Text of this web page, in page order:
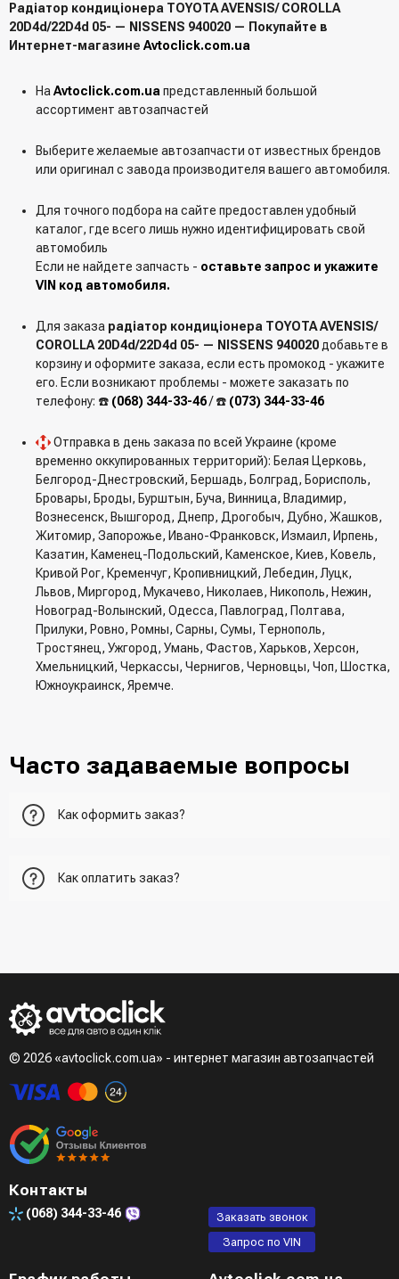
Радіатор кондиціонера TOYOTA AVENSIS/ COROLLA
20D4d/22D4d 05- — NISSENS 940020 — Покупайте в
Интернет-магазине Avtoclick.com.ua
На Avtoclick.com.ua представленный большой
ассортимент автозапчастей
Выберите желаемые автозапчасти от известных брендов
или оригинал с завода производителя вашего автомобиля.
Для точного подбора на сайте предоставлен удобный
каталог, где всего лишь нужно идентифицировать свой
автомобиль
Если не найдете запчасть - оставьте запрос и укажите
VIN код автомобиля.
Для заказа радіатор кондиціонера TOYOTA AVENSIS/
COROLLA 20D4d/22D4d 05- — NISSENS 940020 добавьте в
корзину и оформите заказа, если есть промокод - укажите
его. Если возникают проблемы - можете заказать по
телефону: ☎️ (068) 344-33-46/ ☎️ (073) 344-33-46
Отправка в день заказа по всей Украине (кроме
временно оккупированных территорий): Белая Церковь,
Белгород-Днестровский, Бершадь, Болград, Борисполь,
Бровары, Броды, Бурштын, Буча, Винница, Владимир,
Вознесенск, Вышгород, Днепр, Дрогобыч, Дубно, Жашков,
Житомир, Запорожье, Ивано-Франковск, Измаил, Ирпень,
Казатин, Каменец-Подольский, Каменское, Киев, Ковель,
Кривой Рог, Кременчуг, Кропивницкий, Лебедин, Луцк,
Львов, Миргород, Мукачево, Николаев, Никополь, Нежин,
Новоград-Волынский, Одесса, Павлоград, Полтава,
Прилуки, Ровно, Ромны, Сарны, Сумы, Тернополь,
Тростянец, Ужгород, Умань, Фастов, Харьков, Херсон,
Хмельницкий, Черкассы, Чернигов, Черновцы, Чоп, Шостка,
Южноукраинск, Яремче.
Часто задаваемые вопросы
Как оформить заказ?
корзину и указать всю необходимую информацию о
наберет менеджер для подтверждения и уточнения данных.
Третий вариант - сделать заказ по телефонном режиме
при разговоре с менеджером
Четвертый вариант - заказать через доступные
мессенджеры (viber, telegram)
Как оплатить заказ?
- LiqPay при оформлении заказа через корзину
© 2026 «avtoclick.com.ua» - интернет магазин автозапчастей
Контакты
(068) 344-33-46
Заказать звонок
Запрос по VIN